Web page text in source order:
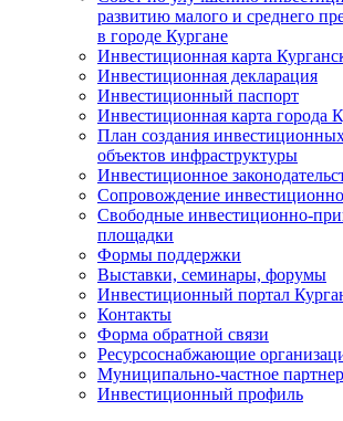
развитию малого и среднего
в городе Кургане
Инвестиционная карта
Инвестиционная декларация
Инвестиционный паспорт
Инвестиционная карта города
План создания
объектов инфраструктуры
Инвестиционное
Сопровождение
Свободные инвестиционно-
площадки
Формы поддержки
Выставки, семинары, форумы
Инвестиционный портал
Контакты
Форма обратной связи
Ресурсоснабжающие
Муниципально-частное
Инвестиционный профиль